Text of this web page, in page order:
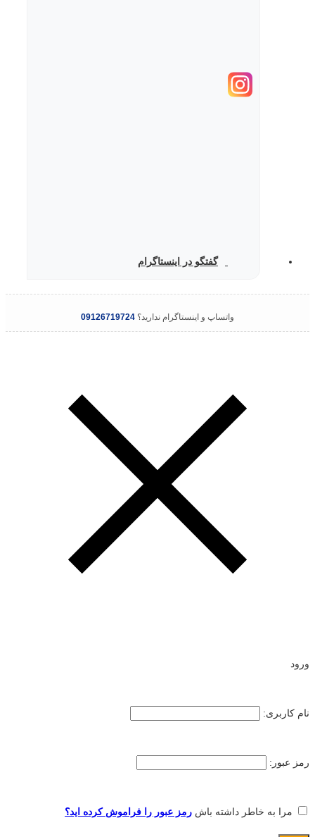
گفتگو در اینستاگرام
واتساپ و اینستاگرام ندارید؟ 09126719724
ورود
نام کاربری:
رمز عبور:
مرا به خاطر داشته باش رمز عبور را فراموش کرده اید؟